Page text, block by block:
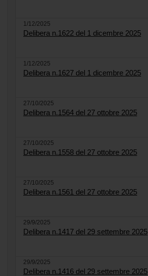
1/12/2025
Delibera n.1622 del 1 dicembre 2025
1/12/2025
Delibera n.1627 del 1 dicembre 2025
27/10/2025
Delibera n.1564 del 27 ottobre 2025
27/10/2025
Delibera n.1558 del 27 ottobre 2025
27/10/2025
Delibera n.1561 del 27 ottobre 2025
29/9/2025
Delibera n.1417 del 29 settembre 2025
29/9/2025
Delibera n.1416 del 29 settembre 2025